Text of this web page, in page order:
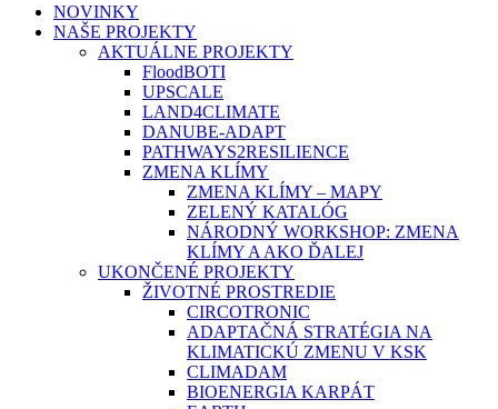
search
Menu
NOVINKY
NAŠE PROJEKTY
AKTUÁLNE PROJEKTY
FloodBOTI
UPSCALE
LAND4CLIMATE
DANUBE-ADAPT
PATHWAYS2RESILIENCE
ZMENA KLÍMY
ZMENA KLÍMY – MAPY
ZELENÝ KATALÓG
NÁRODNÝ WORKSHOP: ZMENA
KLÍMY A AKO ĎALEJ
UKONČENÉ PROJEKTY
ŽIVOTNÉ PROSTREDIE
CIRCOTRONIC
ADAPTAČNÁ STRATÉGIA NA
KLIMATICKÚ ZMENU V KSK
CLIMADAM
BIOENERGIA KARPÁT